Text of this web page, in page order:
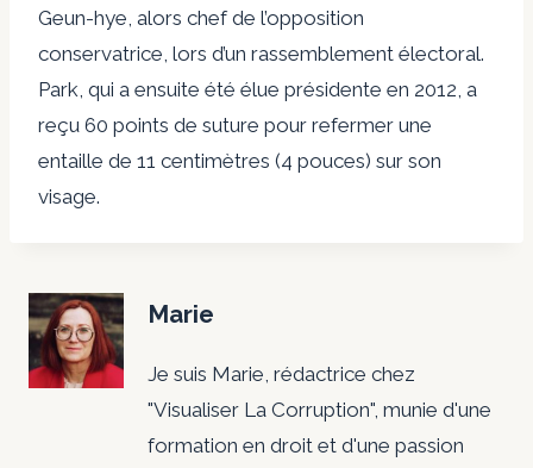
Geun-hye, alors chef de l’opposition
conservatrice, lors d’un rassemblement électoral.
Park, qui a ensuite été élue présidente en 2012, a
reçu 60 points de suture pour refermer une
entaille de 11 centimètres (4 pouces) sur son
visage.
Marie
Je suis Marie, rédactrice chez
"Visualiser La Corruption", munie d'une
formation en droit et d'une passion